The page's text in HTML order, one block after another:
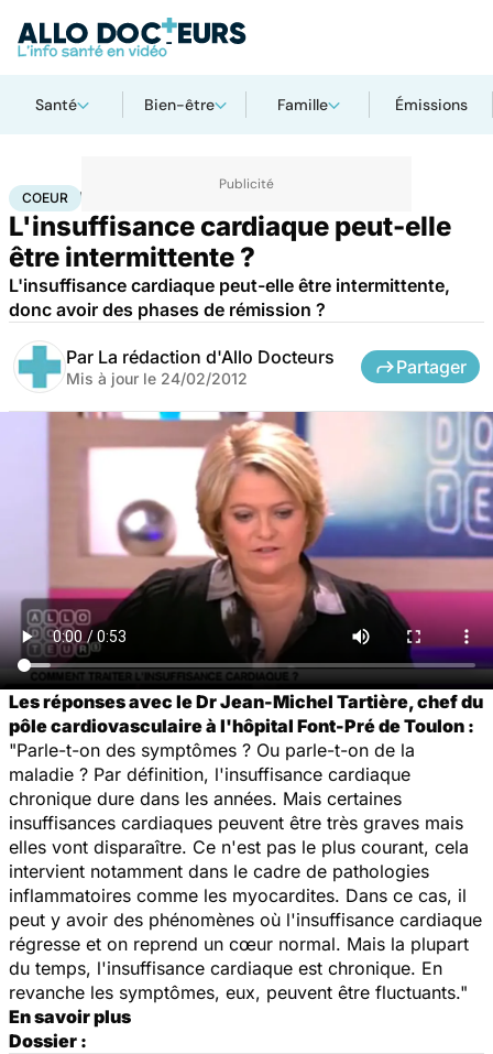
Santé Bien-être Famille Émissions
AccueilSanté Maladies cardiaques
COEUR
L'insuffisance cardiaque peut-elle
être intermittente ?
L'insuffisance cardiaque peut-elle être intermittente,
donc avoir des phases de rémission ?
Par La rédaction d'Allo Docteurs
Mis à jour le 24/02/2012
Partager
Les réponses avec le Dr Jean-Michel Tartière, chef du
pôle cardiovasculaire à l'hôpital Font-Pré de Toulon :
"Parle-t-on des symptômes ? Ou parle-t-on de la
maladie ? Par définition, l'insuffisance cardiaque
chronique dure dans les années. Mais certaines
insuffisances cardiaques peuvent être très graves mais
elles vont disparaître. Ce n'est pas le plus courant, cela
intervient notamment dans le cadre de pathologies
inflammatoires comme les myocardites. Dans ce cas, il
peut y avoir des phénomènes où l'insuffisance cardiaque
régresse et on reprend un cœur normal. Mais la plupart
du temps, l'insuffisance cardiaque est chronique. En
revanche les symptômes, eux, peuvent être fluctuants."
En savoir plus
Dossier :